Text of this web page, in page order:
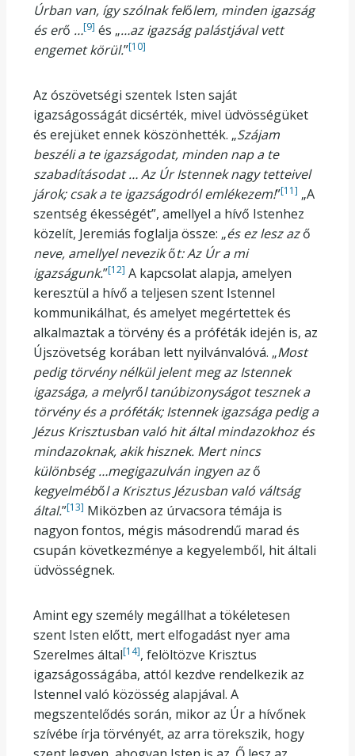
Úrban van, így szólnak felőlem, minden igazság
és erő …[9] és „…az igazság palástjával vett
engemet körül.”[10]
Az ószövetségi szentek Isten saját
igazságosságát dicsérték, mivel üdvösségüket
és erejüket ennek köszönhették. „Szájam
beszéli a te igazságodat, minden nap a te
szabadításodat …Az Úr Istennek nagy tetteivel
járok; csak a te igazságodról emlékezem!”[11] „A
szentség ékességét”, amellyel a hívő Istenhez
közelít, Jeremiás foglalja össze: „és ez lesz aző
neve, amellyel nevezikőt: Az Úr a mi
igazságunk.”[12] A kapcsolat alapja, amelyen
keresztül a hívő a teljesen szent Istennel
kommunikálhat, és amelyet megértettek és
alkalmaztak a törvény és a próféták idején is, az
Újszövetség korában lett nyilvánvalóvá. „Most
pedig törvény nélkül jelent meg az Istennek
igazsága, a melyről tanúbizonyságot tesznek a
törvény és a próféták; Istennek igazsága pedig a
Jézus Krisztusban való hit által mindazokhoz és
mindazoknak, akik hisznek. Mert nincs
különbség …megigazulván ingyen aző
kegyelméből a Krisztus Jézusban való váltság
által.”[13] Miközben az úrvacsora témája is
nagyon fontos, mégis másodrendű marad és
csupán következménye a kegyelemből, hit általi
üdvösségnek.
Amint egy személy megállhat a tökéletesen
szent Isten előtt, mert elfogadást nyer ama
Szerelmes által[14], felöltözve Krisztus
igazságosságába, attól kezdve rendelkezik az
Istennel való közösség alapjával. A
megszentelődés során, mikor az Úr a hívőnek
szívébe írja törvényét, az arra törekszik, hogy